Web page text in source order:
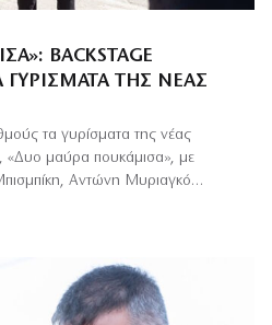
BACKSTAGE
ΤΗΣ ΝΈΑΣ
τα γυρίσματα της νέας
«Δυο μαύρα πουκάμισα», με
Αντώνη Μυριαγκό…